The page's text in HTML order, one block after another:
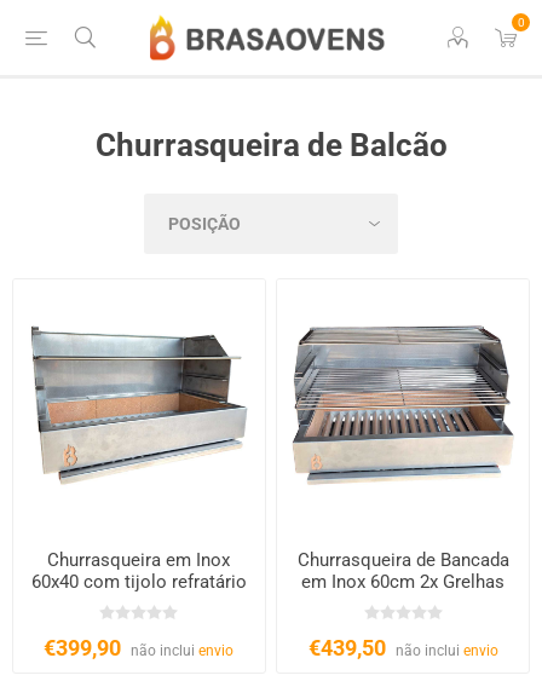
0
Churrasqueira de Balcão
Churrasqueira em Inox
60x40 com tijolo refratário
€399,90 não incluienvio
Churrasqueira de Bancada
em Inox 60cm 2x Grelhas
€439,50 não inclui envio